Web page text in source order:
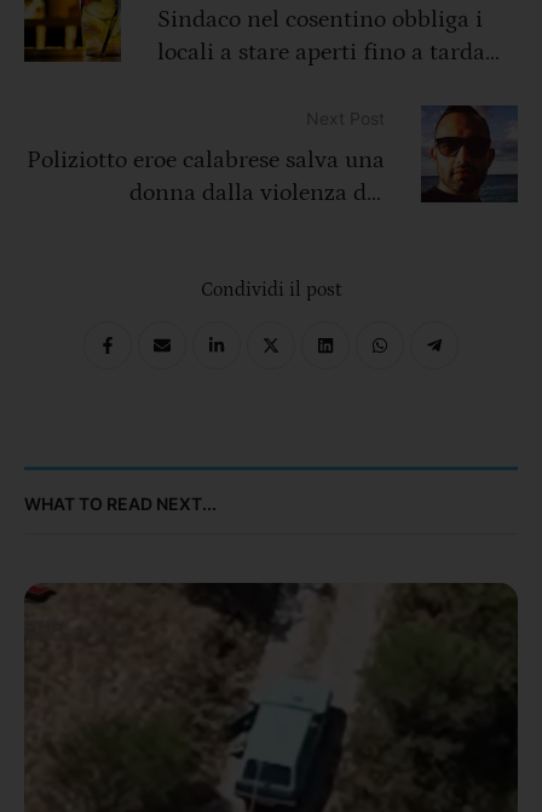
Sindaco nel cosentino obbliga i
locali a stare aperti fino a tarda
Poliziotto eroe calabrese salva una
donna dalla violenza del
Condividi il post
WHAT TO READ NEXT...